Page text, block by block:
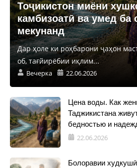
Тоҷикистон миёни
камбизоатӣ ва умед ба
мекунанд
Дар ҳоле ки роҳбарони ҷаҳон
об, тағйирёбии иқлим...
Вечерка 22.06.2026
Цена воды. Как
Таджикистана
бедностью и
22.06.2026
Болоравии